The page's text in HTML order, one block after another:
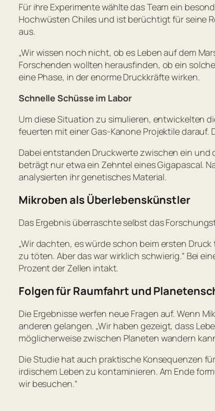
Für ihre Experimente wählte das Team ein
Hochwüsten Chiles und ist berüchtigt für seine
aus.
„Wir wissen noch nicht, ob es Leben auf dem
Forschenden wollten herausfinden, ob ein
eine Phase, in der enorme Druckkräfte wirken.
Schnelle Schüsse im Labor
Um diese Situation zu simulieren, entwickelten
feuerten mit einer Gas-Kanone Projektile
Dabei entstanden Druckwerte zwischen ein und
beträgt nur etwa ein Zehntel eines Gigapascal.
analysierten ihr genetisches Material.
Mikroben als Überlebenskünstler
Das Ergebnis überraschte selbst das
„Wir dachten, es würde schon beim ersten Druck
zu töten. Aber das war wirklich schwierig.“ Bei
Prozent der Zellen intakt.
Folgen für Raumfahrt und
Die Ergebnisse werfen neue Fragen auf. Wenn
anderen gelangen. „Wir haben gezeigt, dass
möglicherweise zwischen Planeten wandern
Die Studie hat auch praktische Konsequenzen
irdischem Leben zu kontaminieren. Am Ende
wir besuchen.“